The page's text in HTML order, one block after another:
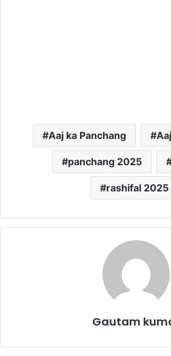
Aaj ka Panchang
panchang 2025
rashifal 2025
Gautam